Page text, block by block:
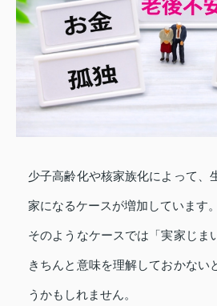
少子高齢化や核家族化によって、
家になるケースが増加しています。
そのようなケースでは「実家じま
きちんと意味を理解しておかない
うかもしれません。